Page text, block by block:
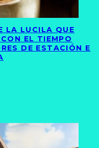
LA LUCILA QUE
EL TIEMPO
DE ESTACIÓN E